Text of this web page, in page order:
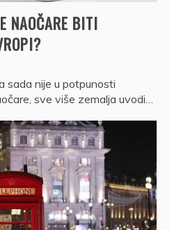
NAOČARE BITI
sada nije u potpunosti
sve više zemalja uvodi…